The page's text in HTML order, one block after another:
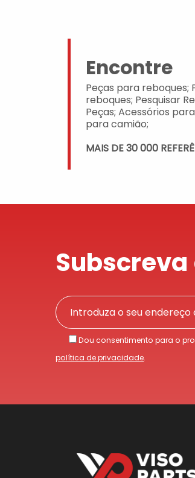
Encontre
Peças para reboques;
reboques; Pesquisar
Peças; Acessórios
para camião;
MAIS DE 30 000
Dou consentimento para o
política de privacidade.